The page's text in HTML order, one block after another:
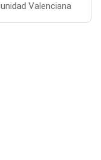
Valenciana